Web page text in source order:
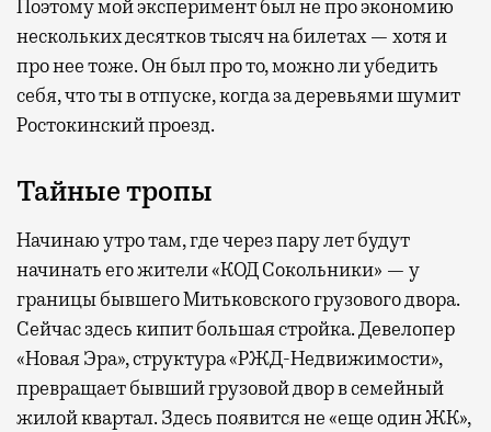
Поэтому мой эксперимент был не про экономию
нескольких десятков тысяч на билетах — хотя и
про нее тоже. Он был про то, можно ли убедить
себя, что ты в отпуске, когда за деревьями шумит
Ростокинский проезд.
Тайные тропы
Начинаю утро там, где через пару лет будут
начинать его жители «КОД Сокольники» — у
границы бывшего Митьковского грузового двора.
Сейчас здесь кипит большая стройка. Девелопер
«Новая Эра», структура «РЖД-Недвижимости»,
превращает бывший грузовой двор в семейный
жилой квартал. Здесь появится не «еще один ЖК»,